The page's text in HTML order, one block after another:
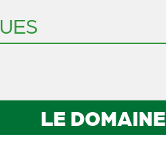
LE DOMAINE